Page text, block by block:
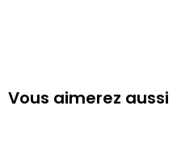
Vous aimerez aussi